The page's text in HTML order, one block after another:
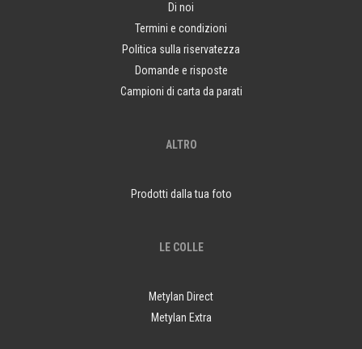
Di noi
Termini e condizioni
Politica sulla riservatezza
Domande e risposte
Campioni di carta da parati
ALTRO
Prodotti dalla tua foto
LE COLLE
Metylan Direct
Metylan Extra